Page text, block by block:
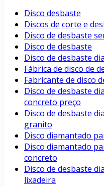
Disco desbaste
Discos de corte e
Disco de desbaste
Disco de desbaste
Disco de desbaste
Fábrica de disco de
Fabricante de disco
Disco de desbaste
concreto preço
Disco de desbaste
granito
Disco diamantado
Disco diamantado
concreto
Disco de desbaste
lixadeira